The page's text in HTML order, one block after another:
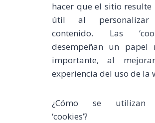
hacer que el sitio resulte
útil al
contenido. Las
desempeñan un papel
importante, al
experiencia del uso de la
¿Cómo se utilizan
‘cookies’?